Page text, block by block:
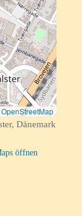
OpenStreetMap
Dänemark
öffnen